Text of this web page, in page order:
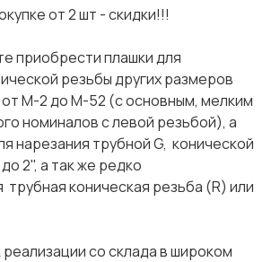
от 2 шт - скидки!!!
приобрести плашки для
резьбы других размеров
М-2 до М-52 (с основным, мелким
номиналов с левой резьбой), а
нарезания трубной G, конической
2", а так же редко
коническая резьба (R) или
со склада в широком